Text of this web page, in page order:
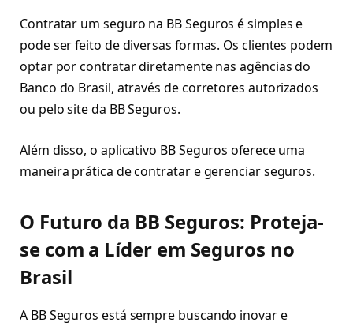
Contratar um seguro na BB Seguros é simples e
pode ser feito de diversas formas. Os clientes podem
optar por contratar diretamente nas agências do
Banco do Brasil, através de corretores autorizados
ou pelo site da BB Seguros.
Além disso, o aplicativo BB Seguros oferece uma
maneira prática de contratar e gerenciar seguros.
O Futuro da BB Seguros: Proteja-
se com a Líder em Seguros no
Brasil
A BB Seguros está sempre buscando inovar e